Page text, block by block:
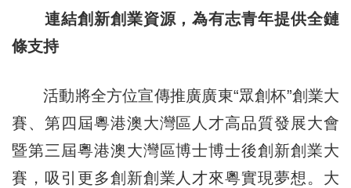
連結創新創業資源，為有志青年提供全鏈
條支持
活動將全方位宣傳推廣廣東“眾創杯”創業大
賽、第四屆粵港澳大灣區人才高品質發展大會
暨第三屆粵港澳大灣區博士博士後創新創業大
賽，吸引更多創新創業人才來粵實現夢想。大